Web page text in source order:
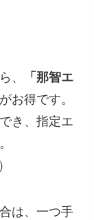
、
「那智エ
お得です。
き、指定エ
は、一つ手